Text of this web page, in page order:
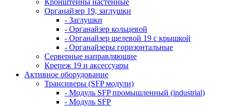
Кронштейны настенные
Органайзер 19, заглушки
- Заглушки
- Органайзер кольцевой
- Органайзер щелевой 19 с крышкой
- Органайзеры горизонтальные
Серверные направляющие
Крепеж 19 и аксессуары
Активное оборудование
Трансиверы (SFP модули)
- Модуль SFP промышленный (industrial)
- Модуль SFP